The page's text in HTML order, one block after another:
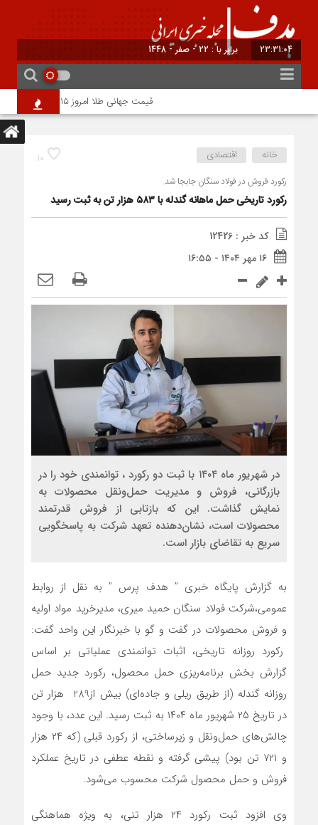
23:31:04 برابر با : 22 - صفر - 1448
قیمت جهانی طلا امروز ۱۵ مرداد؛ هر اونس به ۴۲۶۵ دلار و ۲۲ سنت رسید
10 خانه اقتصادی
رکورد فروش در فولاد سنگان جابجا شد.
رکورد تاریخی حمل ماهانه گندله با ۵۸۳ هزار تن به ثبت رسید
کد خبر : 12426
۱۶ مهر ۱۴۰۴ - ۱۶:۵۵
در شهریور ماه ۱۴۰۴ با ثبت دو رکورد ، توانمندی خود را در
بازرگانی، فروش و مدیریت حمل‌و‌نقل محصولات به
نمایش گذاشت. این که بازتابی از فروش قدرتمند
محصولات است، نشان‌دهنده تعهد شرکت به پاسخگویی
سریع به تقاضای بازار است.
به گزارش پایگاه خبری ” هدف پرس ” به نقل از روابط
عمومی،شرکت فولاد سنگان حمید میری، مدیرخرید مواد اولیه
و فروش محصولات در گفت و گو با خبرنگار این واحد گفت:
رکورد روزانه تاریخی، اثبات توانمندی عملیاتی بر اساس
گزارش بخش برنامه‌ریزی حمل محصول، رکورد جدید حمل
روزانه گندله (از طریق ریلی و جاده‌ای) بیش از289 هزار تن
در تاریخ ۲۵ شهریور ماه ۱۴۰۴ به ثبت رسید. این عدد، با وجود
چالش‌های حمل‌ونقل و زیرساختی، از رکورد قبلی (که ۲۴ هزار
و ۷۲۱ تن بود) پیشی گرفته و نقطه عطفی در تاریخ عملکرد
فروش و حمل محصول شرکت محسوب می‌شود.
وی افزود ثبت رکورد ۲۴ هزار تنی، به‌ ویژه هماهنگی